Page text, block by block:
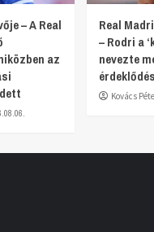
– A Real
az
Real
– Rodri a
nevezte
Kovács